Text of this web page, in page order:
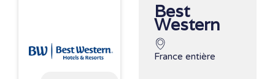
Best
Western
France entière